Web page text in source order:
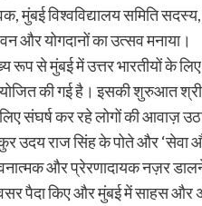
मुंबई विश्वविद्यालय समिति
और योगदानों का उत्सव मनाया।
रूप से मुंबई में उत्तर भारतीयों के
की गई है। इसकी शुरुआत श्री.
संघर्ष कर रहे लोगों की आवाज़
उदय राज सिंह के पोते और ‘सेवा
और प्रेरणादायक नज़र डालने
पैदा किए और मुंबई में साहस और